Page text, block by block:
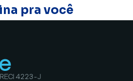
pra você
4223-J